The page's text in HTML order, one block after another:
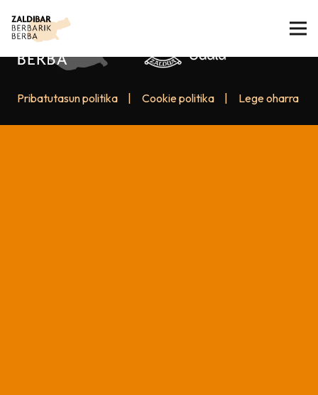
Pribatutasun politika Cookie politika Lege oharra